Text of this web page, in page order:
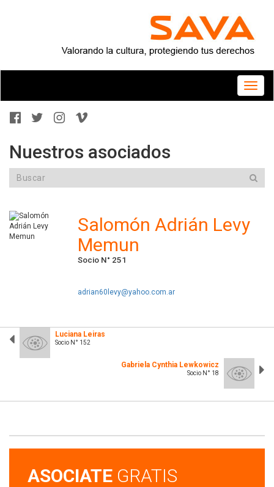
Toggle
Nuestros asociados
Salomón Adrián Levy
Memun
Socio N° 251
adrian60levy@yahoo.com.ar
Luciana Leiras
Socio N° 152
Gabriela Cynthia Lewkowicz
Socio N° 18
ASOCIATE GRATIS